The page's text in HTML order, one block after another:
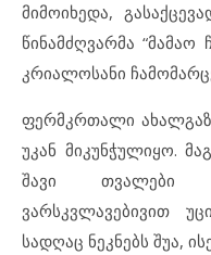
მიმოიხედა,
წინამძღვარმა “მამაო
კრიალოსანი
ფერმკრთალი
უკან მიკუნჭულიყო.
შავი თვალები
ვარსკვლავებივით
სადღაც ნეკნებს შუა,